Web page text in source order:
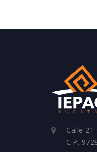
Calle
C.P.